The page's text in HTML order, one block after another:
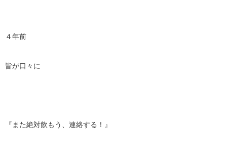
４年前
皆が口々に
『また絶対飲もう、連絡する！』